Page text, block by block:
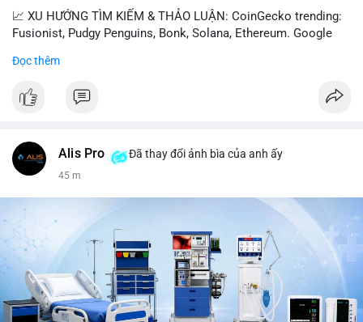
📈 XU HƯỚNG TÌM KIẾM & THẢO LUẬN: CoinGecko trending:
Fusionist, Pudgy Penguins, Bonk, Solana, Ethereum. Google
tiêu, vũ khí hạt nhân, đội tuyển Brasil, cúp U20 Châu Á.
UFC 310, Premier League, Champions League, NCAA Football,
MrBeast, Google. Binance Square: nhiều post về lệnh long, lợi
nhuận, $HFT/$SKYAI, $RIVER, $WLD, $ALLO, Top trader 30
💬 DÒNG CHẢY TIN TỨC & TRUYỀN THÔNG: Telegram
CoinTelegraph: Saylor nói Bitcoin không cần rõ ràng, Mỹ cần
rõ ràng; CEX futures volume giảm xuống $4 tỷ trong tháng 7,
thấp nhất từ tháng 12/2023; Prophet Market ra mắt thị trường
dự đoán human vs AI; Trump nói crypto làเรื่อง lớn, người dùng
Đọc thêm
Alis Pro Đã thay đổi ảnh bìa của anh ấy
45 m